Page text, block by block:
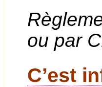
ou par
C’est